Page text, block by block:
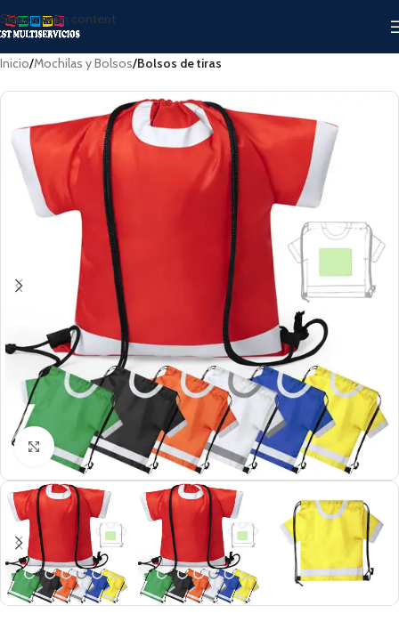
Skip to main content
Inicio Mochilas y Bolsos Bolsos de tiras
Click to enlarge